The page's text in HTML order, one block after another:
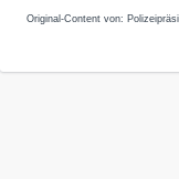
Original-Content von: